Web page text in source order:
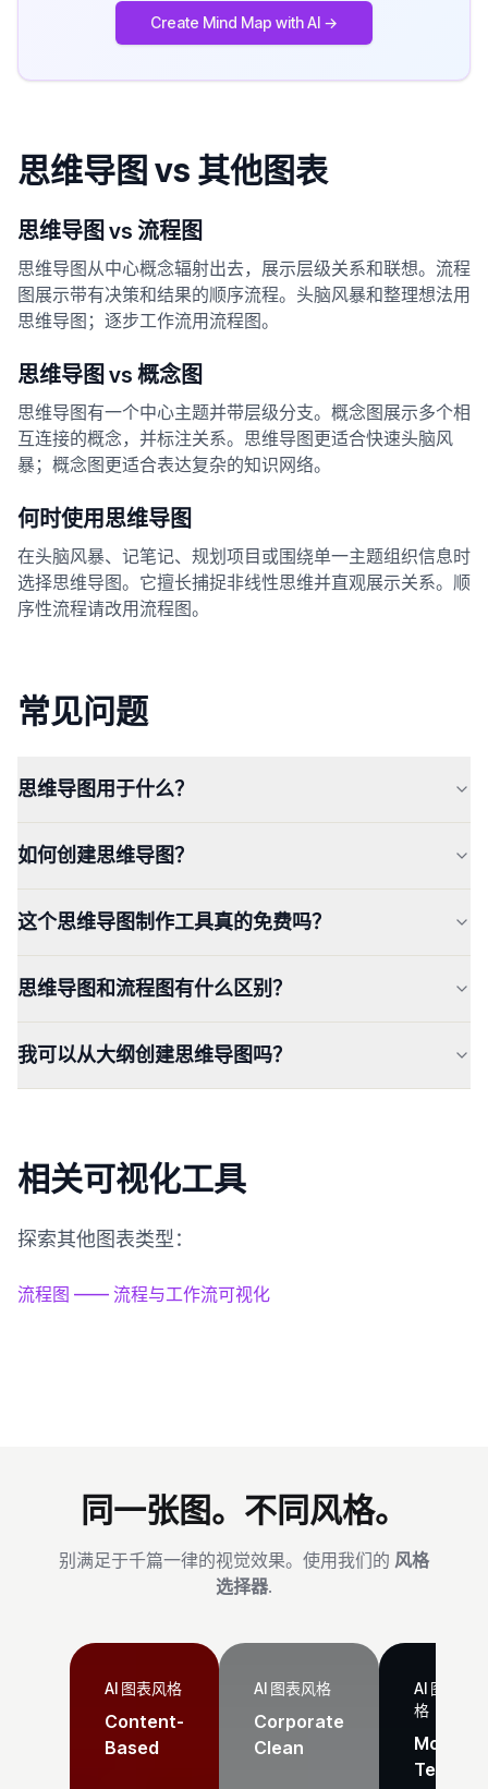
Create Mind Map with AI →
思维导图 vs 其他图表
思维导图 vs 流程图
思维导图从中心概念辐射出去，展示层级关系和联想。流程
图展示带有决策和结果的顺序流程。头脑风暴和整理想法用
思维导图；逐步工作流用流程图。
思维导图 vs 概念图
思维导图有一个中心主题并带层级分支。概念图展示多个相
互连接的概念，并标注关系。思维导图更适合快速头脑风
暴；概念图更适合表达复杂的知识网络。
何时使用思维导图
在头脑风暴、记笔记、规划项目或围绕单一主题组织信息时
选择思维导图。它擅长捕捉非线性思维并直观展示关系。顺
序性流程请改用流程图。
常见问题
思维导图用于什么？
如何创建思维导图？
这个思维导图制作工具真的免费吗？
思维导图和流程图有什么区别？
我可以从大纲创建思维导图吗？
相关可视化工具
探索其他图表类型：
流程图 —— 流程与工作流可视化
同一张图。不同风格。
别满足于千篇一律的视觉效果。使用我们的 风格
选择器.
AI 图表风格
Content-
Based
AI 图表风格
Corporate
Clean
AI 图表风
格
Modern
Tech